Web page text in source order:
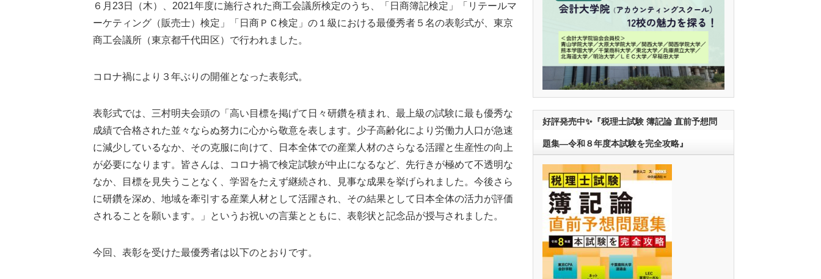
６月23日（木）、2021年度に施行された商工会議所検定のうち、「日商簿記検定」「リテールマ
ーケティング（販売士）検定」「日商ＰＣ検定」の１級における最優秀者５名の表彰式が、東京
商工会議所（東京都千代田区）で行われました。
コロナ禍により３年ぶりの開催となった表彰式。
表彰式では、三村明夫会頭の「高い目標を掲げて日々研鑽を積まれ、最上級の試験に最も優秀な
成績で合格された並々ならぬ努力に心から敬意を表します。少子高齢化により労働力人口が急速
に減少しているなか、その克服に向けて、日本全体での産業人材のさらなる活躍と生産性の向上
が必要になります。皆さんは、コロナ禍で検定試験が中止になるなど、先行きが極めて不透明な
なか、目標を見失うことなく、学習をたえず継続され、見事な成果を挙げられました。今後さら
に研鑽を深め、地域を牽引する産業人材として活躍され、その結果として日本全体の活力が評価
されることを願います。」というお祝いの言葉とともに、表彰状と記念品が授与されました。
今回、表彰を受けた最優秀者は以下のとおりです。
好評発売中✨『税理士試験 簿記論 直前予想問
題集―令和８年度本試験を完全攻略』